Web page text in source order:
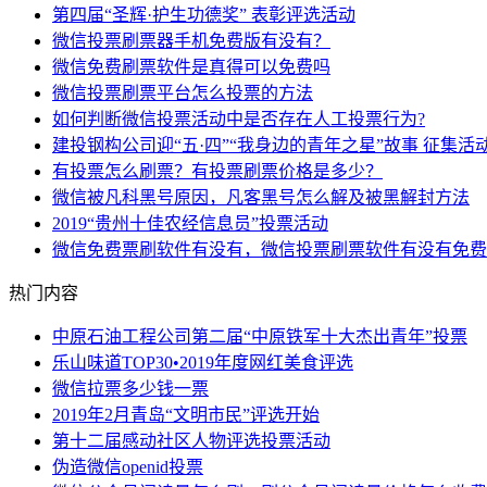
第四届“圣辉·护生功德奖” 表彰评选活动
微信投票刷票器手机免费版有没有？
微信免费刷票软件是真得可以免费吗
微信投票刷票平台怎么投票的方法
如何判断微信投票活动中是否存在人工投票行为?
建投钢构公司迎“五·四”“我身边的青年之星”故事 征集活
有投票怎么刷票？有投票刷票价格是多少？
微信被凡科黑号原因，凡客黑号怎么解及被黑解封方法
2019“贵州十佳农经信息员”投票活动
微信免费票刷软件有没有，微信投票刷票软件有没有免
热门内容
中原石油工程公司第二届“中原铁军十大杰出青年”投票
乐山味道TOP30•2019年度网红美食评选
微信拉票多少钱一票
2019年2月青岛“文明市民”评选开始
第十二届感动社区人物评选投票活动
伪造微信openid投票